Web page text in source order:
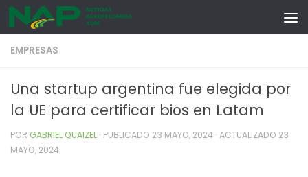
Skip to content
EMPRESAS
Una startup argentina fue elegida por
la UE para certificar bios en Latam
POR GABRIEL QUAIZEL · PUBLICADO 23 MAYO, 2024 · ACTUALIZADO 23
MAYO, 2024